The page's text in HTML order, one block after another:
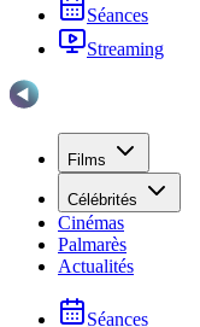
Séances
Streaming
Films
Célébrités
Cinémas
Palmarès
Actualités
Séances